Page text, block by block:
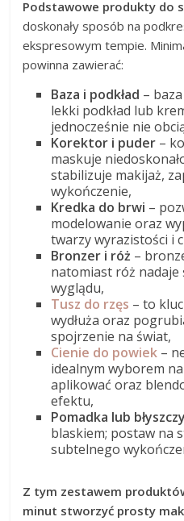
Podstawowe produkty do
doskonały sposób na
ekspresowym tempie.
powinna zawierać:
Baza i podkład –
lekki podkład lub
jednocześnie nie
Korektor i puder –
maskuje
stabilizuje makijaż,
wykończenie,
Kredka do brwi –
modelowanie oraz
twarzy wyrazistości i
Bronzer i róż –
natomiast róż nadaje
wyglądu,
Tusz do rzęs – to
wydłuża oraz
spojrzenie na świat,
Cienie do powiek –
idealnym wyborem
aplikować oraz
efektu,
Pomadka lub
blaskiem; postaw na
subtelnego
Z tym zestawem
minut stworzyć prosty